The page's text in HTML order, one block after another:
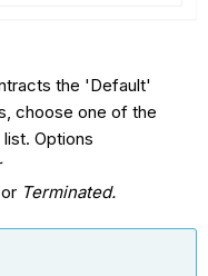
the 'Default'
choose one of the
Options
Terminated.